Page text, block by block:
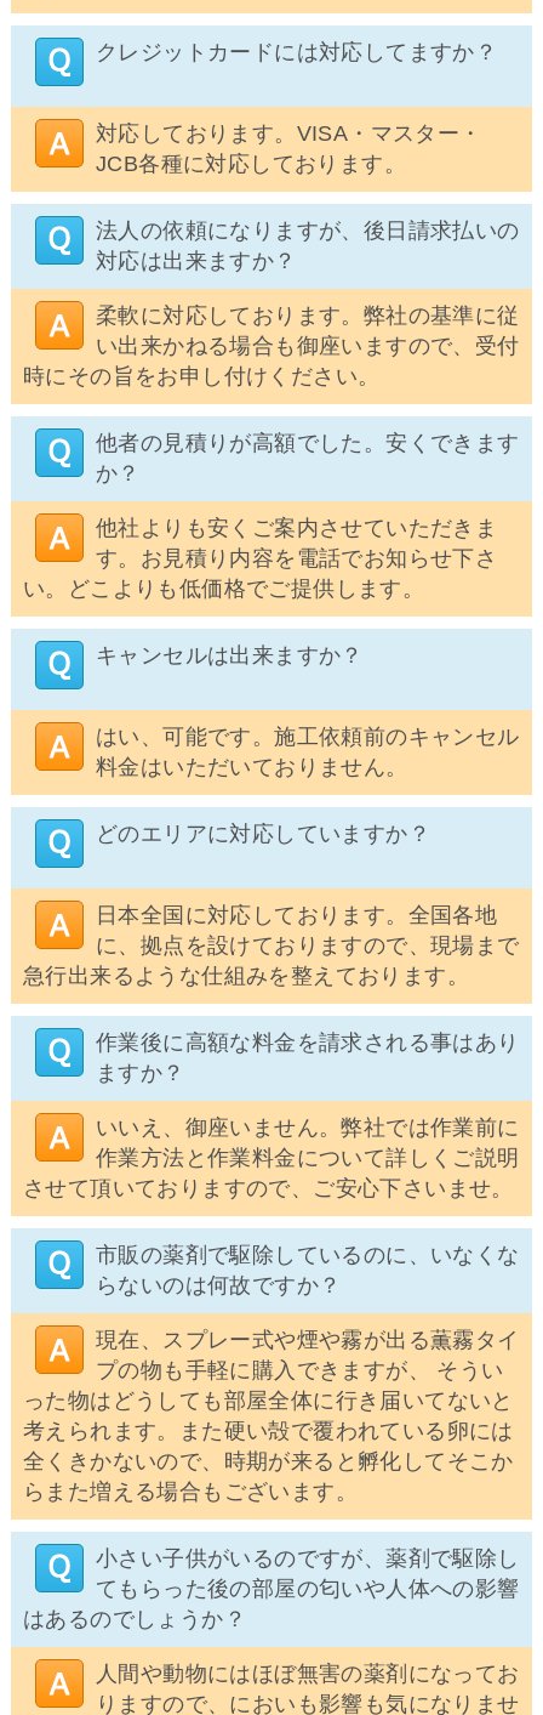
クレジットカードには対応してますか？
対応しております。VISA・マスター・
JCB各種に対応しております。
法人の依頼になりますが、後日請求払いの
対応は出来ますか？
柔軟に対応しております。弊社の基準に従
い出来かねる場合も御座いますので、受付
時にその旨をお申し付けください。
他者の見積りが高額でした。安くできます
か？
他社よりも安くご案内させていただきま
す。お見積り内容を電話でお知らせ下さ
い。どこよりも低価格でご提供します。
キャンセルは出来ますか？
はい、可能です。施工依頼前のキャンセル
料金はいただいておりません。
どのエリアに対応していますか？
日本全国に対応しております。全国各地
に、拠点を設けておりますので、現場まで
急行出来るような仕組みを整えております。
作業後に高額な料金を請求される事はあり
ますか？
いいえ、御座いません。弊社では作業前に
作業方法と作業料金について詳しくご説明
させて頂いておりますので、ご安心下さいませ。
市販の薬剤で駆除しているのに、いなくな
らないのは何故ですか？
現在、スプレー式や煙や霧が出る薫霧タイ
プの物も手軽に購入できますが、 そうい
った物はどうしても部屋全体に行き届いてないと
考えられます。また硬い殻で覆われている卵には
全くきかないので、時期が来ると孵化してそこか
らまた増える場合もございます。
小さい子供がいるのですが、薬剤で駆除し
てもらった後の部屋の匂いや人体への影響
はあるのでしょうか？
人間や動物にはほぼ無害の薬剤になってお
りますので、においも影響も気になりませ